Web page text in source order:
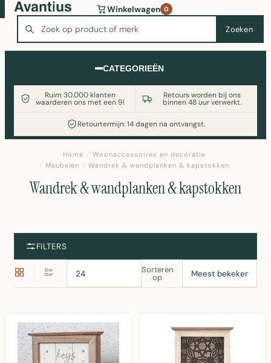
Zoeken
Winkelwagen 0
CATEGORIEËN
Ruim 30.000 klanten
waarderen ons met een 9!
Retours worden bij ons
binnen 48 uur verwerkt.
Retourtermijn: 14 dagen na ontvangst.
Wasmachine of koelkast nodig? Vergelijk alle prijzen op
Witgoedaanbod.nl
Home / Woonaccessoires en decoratie
/ Meubelen / Wandrek & wandplanken & kapstokken
Wandrek & wandplanken & kapstokken
FILTERS
Sorteren
op